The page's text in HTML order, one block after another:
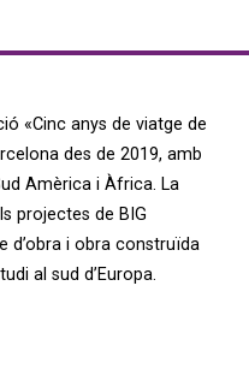
«Cinc anys de viatge de
des de 2019, amb
Amèrica i Àfrica. La
projectes de BIG
d’obra i obra construïda
al sud d’Europa.